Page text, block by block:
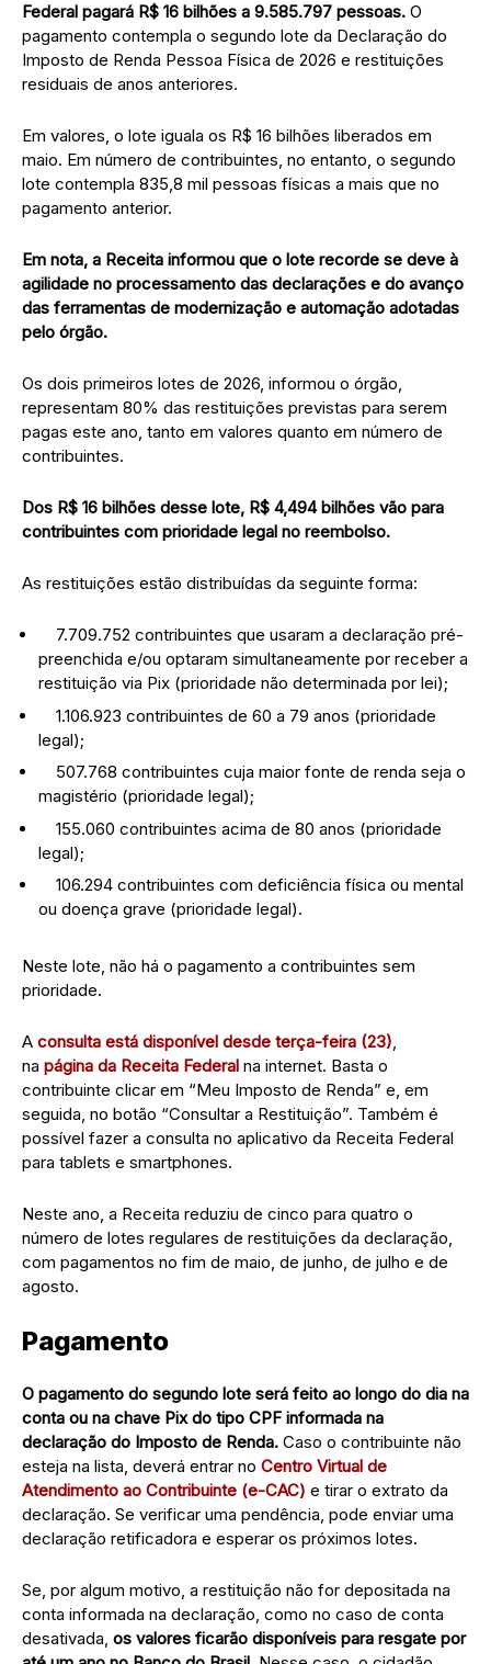
Federal pagará R$ 16 bilhões a 9.585.797 pessoas. O
pagamento contempla o segundo lote da Declaração do
Imposto de Renda Pessoa Física de 2026 e restituições
residuais de anos anteriores.
Em valores, o lote iguala os R$ 16 bilhões liberados em
maio. Em número de contribuintes, no entanto, o segundo
lote contempla 835,8 mil pessoas físicas a mais que no
pagamento anterior.
Em nota, a Receita informou que o lote recorde se deve à
agilidade no processamento das declarações e do avanço
das ferramentas de modernização e automação adotadas
pelo órgão.
Os dois primeiros lotes de 2026, informou o órgão,
representam 80% das restituições previstas para serem
pagas este ano, tanto em valores quanto em número de
contribuintes.
Dos R$ 16 bilhões desse lote, R$ 4,494 bilhões vão para
contribuintes com prioridade legal no reembolso.
As restituições estão distribuídas da seguinte forma:
7.709.752 contribuintes que usaram a declaração pré-
preenchida e/ou optaram simultaneamente por receber a
restituição via Pix (prioridade não determinada por lei);
1.106.923 contribuintes de 60 a 79 anos (prioridade
legal);
507.768 contribuintes cuja maior fonte de renda seja o
magistério (prioridade legal);
155.060 contribuintes acima de 80 anos (prioridade
legal);
106.294 contribuintes com deficiência física ou mental
ou doença grave (prioridade legal).
Neste lote, não há o pagamento a contribuintes sem
prioridade.
A consulta está disponível desde terça-feira (23),
na página da Receita Federal na internet. Basta o
contribuinte clicar em “Meu Imposto de Renda” e, em
seguida, no botão “Consultar a Restituição”. Também é
possível fazer a consulta no aplicativo da Receita Federal
para tablets e smartphones.
Neste ano, a Receita reduziu de cinco para quatro o
número de lotes regulares de restituições da declaração,
com pagamentos no fim de maio, de junho, de julho e de
agosto.
Pagamento
O pagamento do segundo lote será feito ao longo do dia na
conta ou na chave Pix do tipo CPF informada na
declaração do Imposto de Renda. Caso o contribuinte não
esteja na lista, deverá entrar no Centro Virtual de
Atendimento ao Contribuinte (e-CAC) e tirar o extrato da
declaração. Se verificar uma pendência, pode enviar uma
declaração retificadora e esperar os próximos lotes.
Se, por algum motivo, a restituição não for depositada na
conta informada na declaração, como no caso de conta
desativada, os valores ficarão disponíveis para resgate por